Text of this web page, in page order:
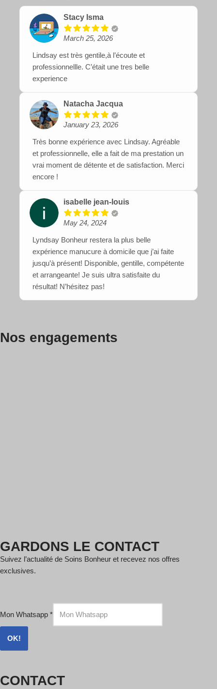
Stacy Isma
March 25, 2026
Lindsay est très gentile,à l’écoute et
professionnellle. C’était une tres belle
experience
Natacha Jacqua
January 23, 2026
Très bonne expérience avec Lindsay. Agréable
et professionnelle, elle a fait de ma prestation un
vrai moment de détente et de satisfaction. Merci
encore !
isabelle jean-louis
May 24, 2024
Lyndsay Bonheur restera la plus belle
expérience manucure à domicile que j’ai faite
jusqu’à présent! Disponible, gentille, compétente
et arrangeante! Je suis ultra satisfaite du
résultat! N’hésitez pas!
Nos engagements
GARDONS LE CONTACT
Suivez l’actualité de Soins Bonheur et recevez nos offres
exclusives.
Mon Whatsapp *
OK!
CONTACT